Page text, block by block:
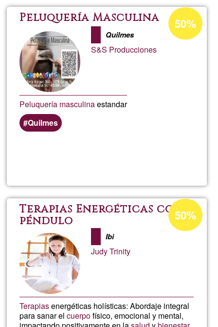
Vett
Peluquería Masculina
Quilmes
S&S Producciones
Peluquería masculinaestandar
Quilmes
Prozentuale
Annahme
50%
Terapias Energéticas con
péndulo
Ibi
Judy Trinity
Terapiasenergéticas holísticas: Abordaje integral
para sanar elcuerpofísico, emocional y mental,
Prozentuale
Annahme
50%